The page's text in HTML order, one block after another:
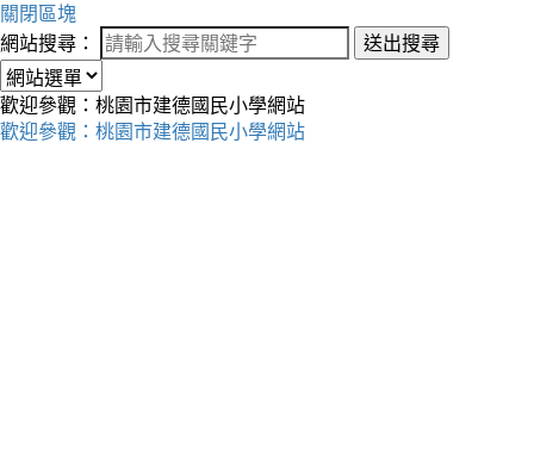
關閉區塊
網站搜尋：
送出搜尋
歡迎參觀：桃園市建德國民小學網站
歡迎參觀：桃園市建德國民小學網站